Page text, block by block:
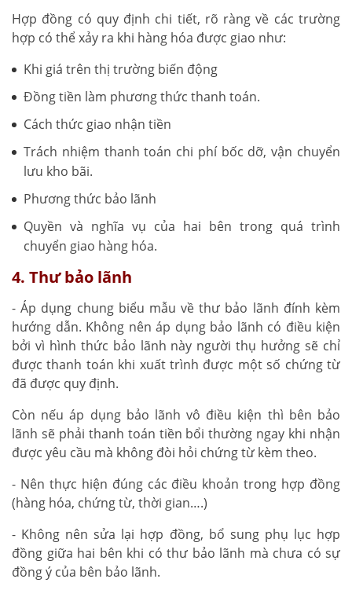
Hợp đồng có quy định chi tiết, rõ ràng về các trường
hợp có thể xảy ra khi hàng hóa được giao như:
Khi giá trên thị trường biến động
Đồng tiền làm phương thức thanh toán.
Cách thức giao nhận tiền
Trách nhiệm thanh toán chi phí bốc dỡ, vận chuyển
lưu kho bãi.
Phương thức bảo lãnh
Quyền và nghĩa vụ của hai bên trong quá trình
chuyển giao hàng hóa.
4. Thư bảo lãnh
- Áp dụng chung biểu mẫu về thư bảo lãnh đính kèm
hướng dẫn. Không nên áp dụng bảo lãnh có điều kiện
bởi vì hình thức bảo lãnh này người thụ hưởng sẽ chỉ
được thanh toán khi xuất trình được một số chứng từ
đã được quy định.
Còn nếu áp dụng bảo lãnh vô điều kiện thì bên bảo
lãnh sẽ phải thanh toán tiền bổi thường ngay khi nhận
được yêu cầu mà không đòi hỏi chứng từ kèm theo.
- Nên thực hiện đúng các điều khoản trong hợp đồng
(hàng hóa, chứng từ, thời gian….)
- Không nên sửa lại hợp đồng, bổ sung phụ lục hợp
đồng giữa hai bên khi có thư bảo lãnh mà chưa có sự
đồng ý của bên bảo lãnh.